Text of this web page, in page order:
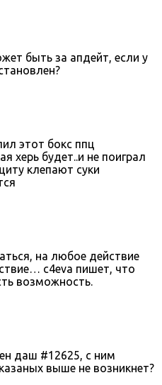
быть за апдейт, если у
этот бокс ппц
херь будет..и не поиграл
клепают суки
на любое действие
c4eva пишет, что
возможность.
даш #12625, с ним
выше не возникнет?